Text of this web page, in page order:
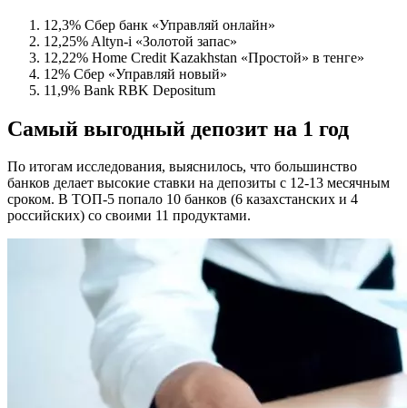
12,3% Сбер банк «Управляй онлайн»
12,25% Altyn-i «Золотой запас»
12,22% Home Credit Kazakhstan «Простой» в тенге»
12% Сбер «Управляй новый»
11,9% Bank RBK Depositum
Самый выгодный депозит на 1 год
По итогам исследования, выяснилось, что большинство
банков делает высокие ставки на депозиты с 12-13 месячным
сроком. В ТОП-5 попало 10 банков (6 казахстанских и 4
российских) со своими 11 продуктами.